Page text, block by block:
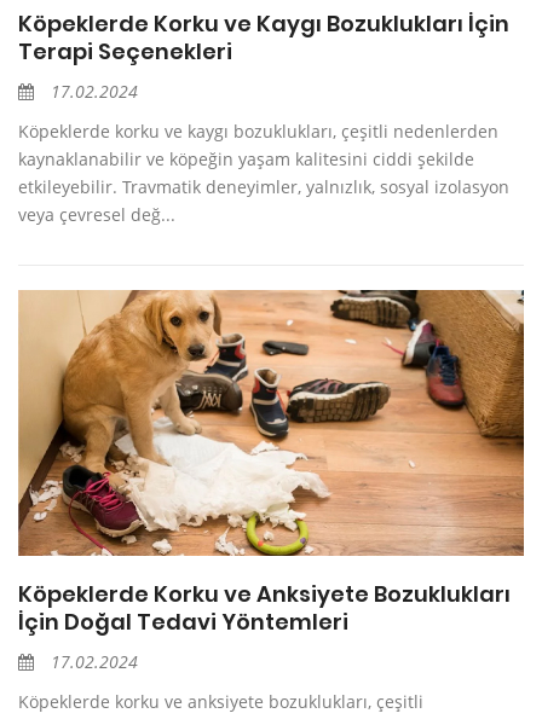
Köpeklerde Korku ve Kaygı Bozuklukları İçin
Terapi Seçenekleri
17.02.2024
Köpeklerde korku ve kaygı bozuklukları, çeşitli nedenlerden
kaynaklanabilir ve köpeğin yaşam kalitesini ciddi şekilde
etkileyebilir. Travmatik deneyimler, yalnızlık, sosyal izolasyon
veya çevresel değ...
Köpeklerde Korku ve Anksiyete Bozuklukları
İçin Doğal Tedavi Yöntemleri
17.02.2024
Köpeklerde korku ve anksiyete bozuklukları, çeşitli